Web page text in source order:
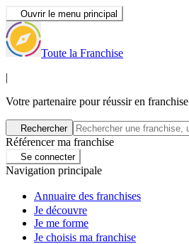
Ouvrir le menu principal
Toute la Franchise
|
Votre partenaire pour réussir en franchise
Rechercher
Référencer ma franchise
Se connecter
Navigation principale
Annuaire des franchises
Je découvre
Je me forme
Je choisis ma franchise